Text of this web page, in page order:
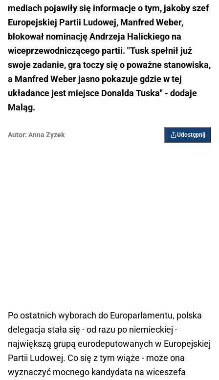
mediach pojawiły się informacje o tym, jakoby szef
Europejskiej Partii Ludowej, Manfred Weber,
blokował nominację Andrzeja Halickiego na
wiceprzewodniczącego partii. "Tusk spełnił już
swoje zadanie, gra toczy się o poważne stanowiska,
a Manfred Weber jasno pokazuje gdzie w tej
układance jest miejsce Donalda Tuska" - dodaje
Maląg.
Autor: Anna Zyzek Udostępnij
Po ostatnich wyborach do Europarlamentu, polska
delegacja stała się - od razu po niemieckiej -
największą grupą eurodeputowanych w Europejskiej
Partii Ludowej. Co się z tym wiąże - może ona
wyznaczyć mocnego kandydata na wiceszefa